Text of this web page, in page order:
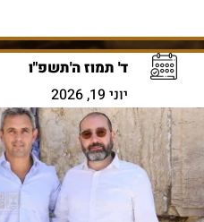
ד' תמוז ה'תשפ"ו
יוני 19, 2026